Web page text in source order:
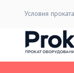
Условия проката